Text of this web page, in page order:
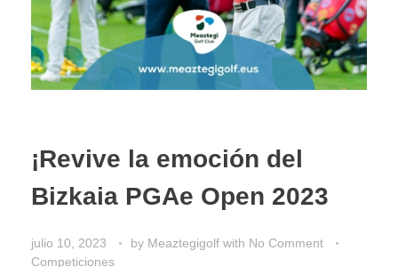
¡Revive la emoción del
Bizkaia PGAe Open 2023
julio 10, 2023 by Meaztegigolf with No Comment
Competiciones